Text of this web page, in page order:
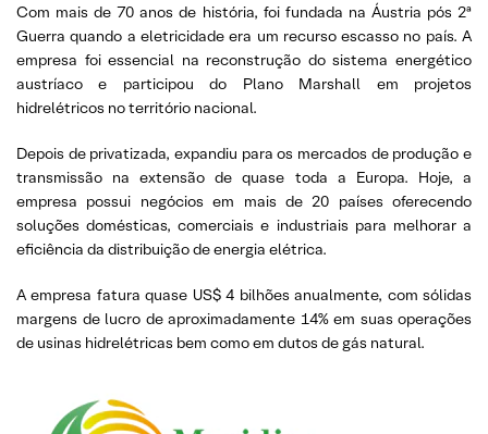
Com mais de 70 anos de história, foi fundada na Áustria pós 2ª
Guerra quando a eletricidade era um recurso escasso no país. A
empresa foi essencial na reconstrução do sistema energético
austríaco e participou do Plano Marshall em projetos
hidrelétricos no território nacional.
Depois de privatizada, expandiu para os mercados de produção e
transmissão na extensão de quase toda a Europa. Hoje, a
empresa possui negócios em mais de 20 países oferecendo
soluções domésticas, comerciais e industriais para melhorar a
eficiência da distribuição de energia elétrica.
A empresa fatura quase US$ 4 bilhões anualmente, com sólidas
margens de lucro de aproximadamente 14% em suas operações
de usinas hidrelétricas bem como em dutos de gás natural.